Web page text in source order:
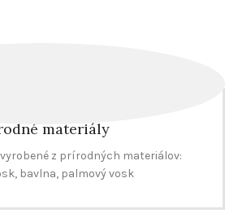
materiály
z prírodných materiálov:
bavlna, palmový vosk